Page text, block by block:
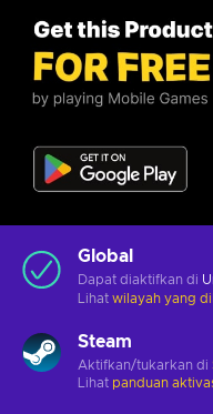
Global
Dapat diaktifkan di
Lihat wilayah yang
Steam
Aktifkan/tukarkan di
Lihat panduan